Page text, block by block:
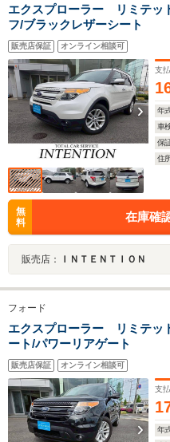
エクスプローラー リミテッ
フ/ブラックレザーシート
販売店保証 オンライン相談可
支
年
車
保
住
無
料
在庫確
販売店： ＩＮＴＥＮＴＩＯＮ
フォード
エクスプローラー リミテッ
ート/パワーリアゲート
販売店保証 オンライン相談可
支
年